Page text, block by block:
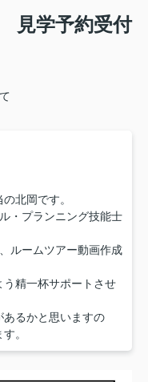
見学予約受付
北岡です。
・プランニング技能士
ルームツアー動画作成
精一杯サポートさせ
るかと思いますの
。